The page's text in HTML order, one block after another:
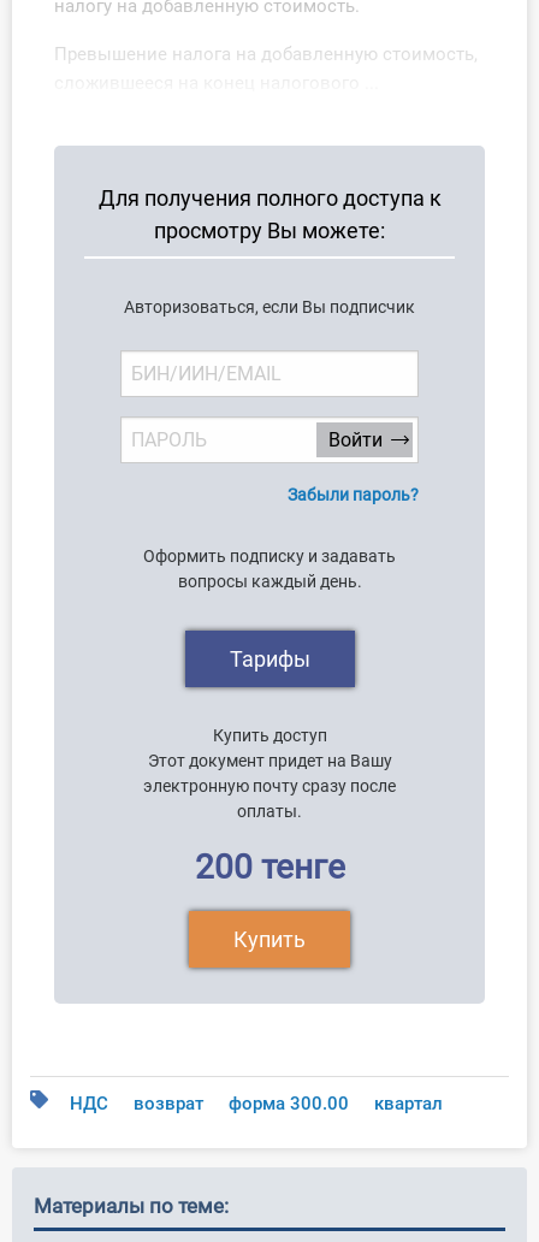
налогу на добавленную стоимость.
Превышение налога на добавленную стоимость,
Для получения полного доступа к
просмотру Вы можете:
Авторизоваться, если Вы подписчик
Забыли пароль?
Оформить подписку и задавать
вопросы каждый день.
Тарифы
Купить доступ
Этот документ придет на Вашу
электронную почту сразу после
оплаты.
200 тенге
Купить
НДС возврат форма 300.00 квартал
Материалы по теме: